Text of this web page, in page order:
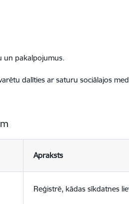
un pakalpojumus.
dalīties ar saturu sociālajos
Apraksts
Reģistrē, kādas sīkdatnes